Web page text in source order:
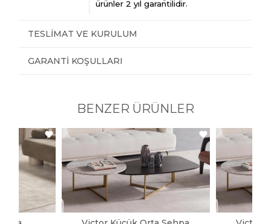
ürünler 2 yıl garantilidir.
TESLIMAT VE KURULUM
GARANTI KOŞULLARI
BENZER ÜRÜNLER